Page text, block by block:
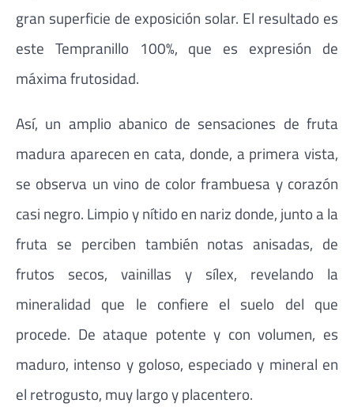
gran superficie de exposición solar. El resultado es
este Tempranillo 100%, que es expresión de
máxima frutosidad.
Así, un amplio abanico de sensaciones de fruta
madura aparecen en cata, donde, a primera vista,
se observa un vino de color frambuesa y corazón
casi negro. Limpio y nítido en nariz donde, junto a la
fruta se perciben también notas anisadas, de
frutos secos, vainillas y sílex, revelando la
mineralidad que le confiere el suelo del que
procede. De ataque potente y con volumen, es
maduro, intenso y goloso, especiado y mineral en
el retrogusto, muy largo y placentero.